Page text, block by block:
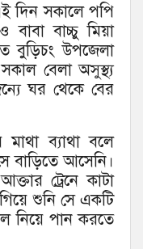
দিন সকালে পপি
বাচ্চু মিয়া
বুড়িচং উপজেলা
সকাল বেলা অসুস্থ্য
ঘর থেকে বের
ব্যাথা বলে
বাড়িতে আসেনি।
ট্রেনে কাটা
শুনি সে একটি
নিয়ে পান করতে